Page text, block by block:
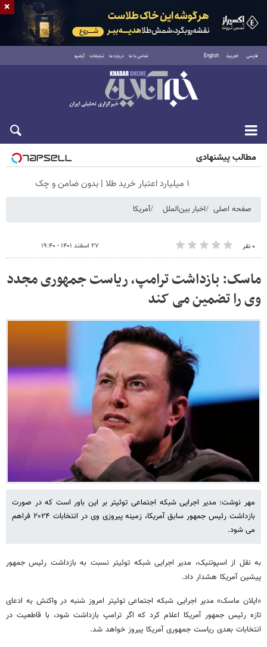
فارسی العربية English تماس با ما درباره ما تبلیغات آرشیو
پنجشنبه ۱۵ مرداد ۱۴۰۵
مطالب پیشنهادی
۱ میلیارد اعتبار خرید طلا | بدون ضامن و چک
صفحه اصلی اخبار بین‌الملل آمریکا
۰ نفر ۲۷ اسفند ۱۴۰۱ - ۱۹:۴۰
ماسک: بازداشت ترامپ، ریاست جمهوری مجدد
وی را تضمین می کند
مهر نوشت: مدیر اجرایی شبکه اجتماعی توئیتر بر این باور است که در صورت
بازداشت رئیس جمهور سابق آمریکا، زمینه پیروزی وی در انتخابات ۲۰۲۴ فراهم
می شود.
به نقل از اسپوتنیک، مدیر اجرایی شبکه توئیتر نسبت به بازداشت رئیس جمهور
پیشین آمریکا هشدار داد.
«ایلان ماسک» مدیر اجرایی شبکه اجتماعی توئیتر امروز شنبه در واکنش به ادعای
تازه رئیس جمهور آمریکا اعلام کرد که اگر ترامپ بازداشت شود، با قاطعیت در
انتخابات بعدی ریاست جمهوری آمریکا پیروز خواهد شد.
×